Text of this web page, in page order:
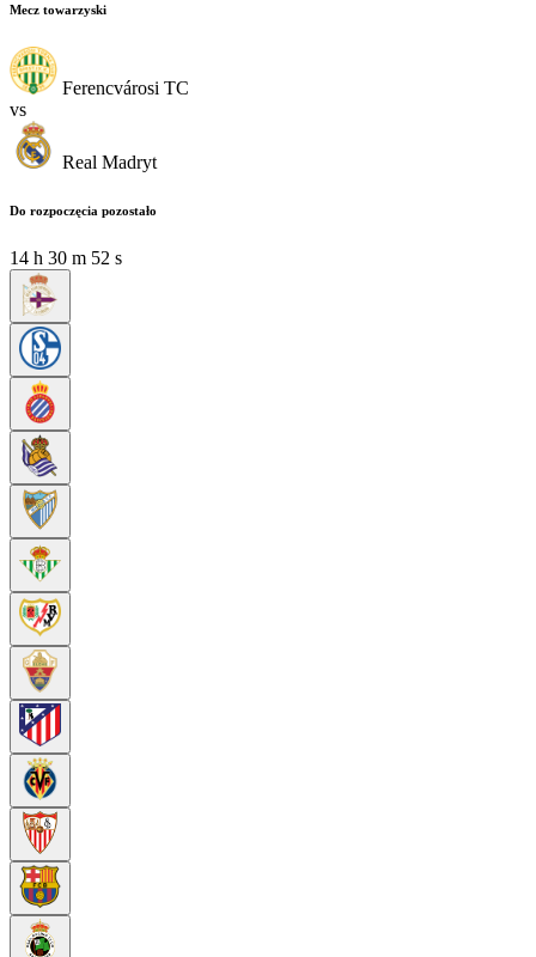
Mecz towarzyski
Ferencvárosi TC
vs
Real Madryt
Do rozpoczęcia pozostało
14 h 30 m 51 s